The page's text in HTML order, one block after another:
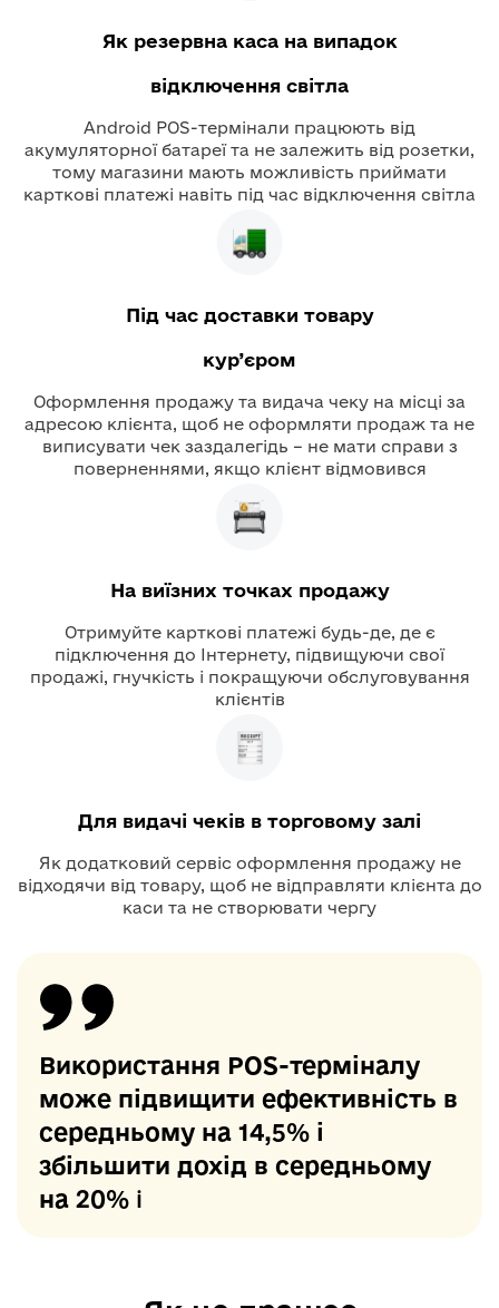
Як резервна каса на випадок
відключення світла
Android POS-термінали працюють від
акумуляторної батареї та не залежить від розетки,
тому магазини мають можливість приймати
карткові платежі навіть під час відключення світла
Під час доставки товару
кур’єром
Оформлення продажу та видача чеку на місці за
адресою клієнта, щоб не оформляти продаж та не
виписувати чек заздалегідь – не мати справи з
поверненнями, якщо клієнт відмовився
На виїзних точках продажу
Отримуйте карткові платежі будь-де, де є
підключення до Інтернету, підвищуючи свої
продажі, гнучкість і покращуючи обслуговування
клієнтів
Для видачі чеків в торговому залі
Як додатковий сервіс оформлення продажу не
відходячи від товару, щоб не відправляти клієнта до
каси та не створювати чергу
Використання POS-терміналу
може підвищити ефективність в
середньому на 14,5% і
збільшити дохід в середньому
на 20% ℹ️